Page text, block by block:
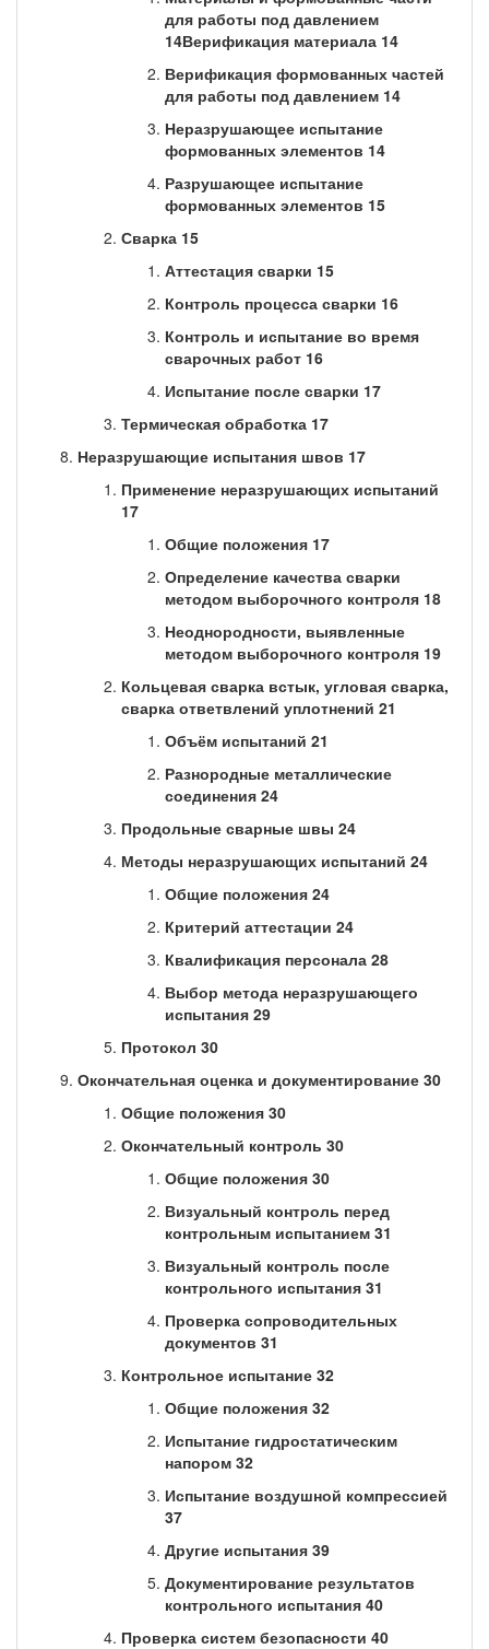
для работы под давлением
14Верификация материала 14
Верификация формованных частей
для работы под давлением 14
Неразрушающее испытание
формованных элементов 14
Разрушающее испытание
формованных элементов 15
Сварка 15
Аттестация сварки 15
Контроль процесса сварки 16
Контроль и испытание во время
сварочных работ 16
Испытание после сварки 17
Термическая обработка 17
Неразрушающие испытания швов 17
Применение неразрушающих испытаний
17
Общие положения 17
Определение качества сварки
методом выборочного контроля 18
Неоднородности, выявленные
методом выборочного контроля 19
Кольцевая сварка встык, угловая сварка,
сварка ответвлений уплотнений 21
Объём испытаний 21
Разнородные металлические
соединения 24
Продольные сварные швы 24
Методы неразрушающих испытаний 24
Общие положения 24
Критерий аттестации 24
Квалификация персонала 28
Выбор метода неразрушающего
испытания 29
Протокол 30
Окончательная оценка и документирование 30
Общие положения 30
Окончательный контроль 30
Общие положения 30
Визуальный контроль перед
контрольным испытанием 31
Визуальный контроль после
контрольного испытания 31
Проверка сопроводительных
документов 31
Контрольное испытание 32
Общие положения 32
Испытание гидростатическим
напором 32
Испытание воздушной компрессией
37
Другие испытания 39
Документирование результатов
контрольного испытания 40
Проверка систем безопасности 40